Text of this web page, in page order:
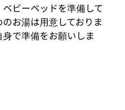
ビーベッドを準備して
お湯は用意しておりま
で準備をお願いしま